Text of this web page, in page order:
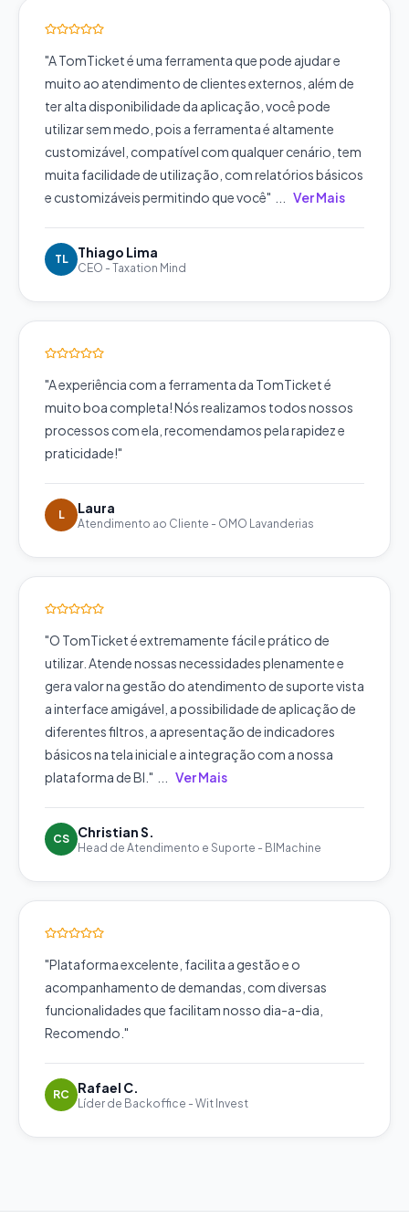
"A TomTicket é uma ferramenta que pode ajudar e
muito ao atendimento de clientes externos, além de
ter alta disponibilidade da aplicação, você pode
utilizar sem medo, pois a ferramenta é altamente
customizável, compatível com qualquer cenário, tem
muita facilidade de utilização, com relatórios básicos
e customizáveis permitindo que você" Ver Mais
TL Thiago Lima
CEO - Taxation Mind
"A experiência com a ferramenta da TomTicket é
muito boa completa! Nós realizamos todos nossos
processos com ela, recomendamos pela rapidez e
praticidade!"
L Laura
Atendimento ao Cliente - OMO Lavanderias
"O TomTicket é extremamente fácil e prático de
utilizar. Atende nossas necessidades plenamente e
gera valor na gestão do atendimento de suporte vista
a interface amigável, a possibilidade de aplicação de
diferentes filtros, a apresentação de indicadores
básicos na tela inicial e a integração com a nossa
plataforma de BI. " Ver Mais
CS Christian S.
Head de Atendimento e Suporte - BIMachine
"Plataforma excelente, facilita a gestão e o
acompanhamento de demandas, com diversas
funcionalidades que facilitam nosso dia-a-dia,
Recomendo. "
RC Rafael C.
Líder de Backoffice - Wit Invest